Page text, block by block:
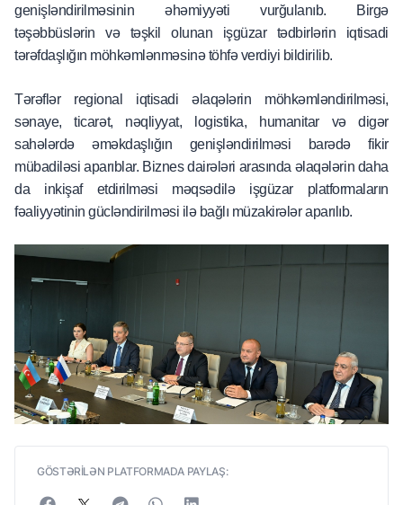
genişləndirilməsinin əhəmiyyəti vurğulanıb. Birgə
təşəbbüslərin və təşkil olunan işgüzar tədbirlərin iqtisadi
tərəfdaşlığın möhkəmlənməsinə töhfə verdiyi bildirilib.
Tərəflər regional iqtisadi əlaqələrin möhkəmləndirilməsi,
sənaye, ticarət, nəqliyyat, logistika, humanitar və digər
sahələrdə əməkdaşlığın genişləndirilməsi barədə fikir
mübadiləsi aparıblar. Biznes dairələri arasında əlaqələrin daha
da inkişaf etdirilməsi məqsədilə işgüzar platformaların
fəaliyyətinin gücləndirilməsi ilə bağlı müzakirələr aparılıb.
GÖSTƏRİLƏN PLATFORMADA PAYLAŞ: